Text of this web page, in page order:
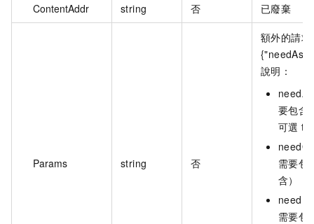
ContentAddr string 否 已廢棄
Params string 否
額外的請
說明：
要包含
可選
需要包
含），
需要包